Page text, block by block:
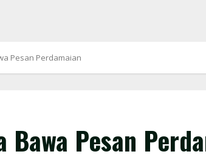
Pesan Perdamaian
Bawa Pesan